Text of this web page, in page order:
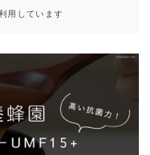
用しています